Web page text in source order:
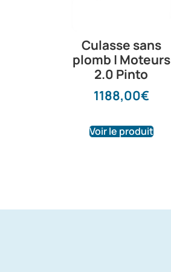
Culasse sans
plomb | Moteurs
2.0 Pinto
1188,00€
Voir le produit